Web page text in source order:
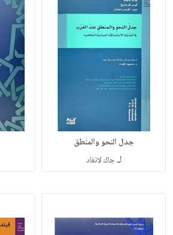
جدل النحو والمنطق
لـجاك لانغاد